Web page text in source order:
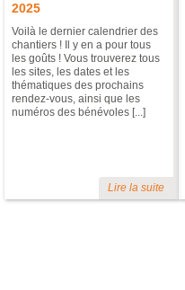
2025
Voilà le dernier calendrier des
chantiers ! Il y en a pour tous
les goûts ! Vous trouverez tous
les sites, les dates et les
thématiques des prochains
rendez-vous, ainsi que les
numéros des bénévoles [...]
Lire la suite